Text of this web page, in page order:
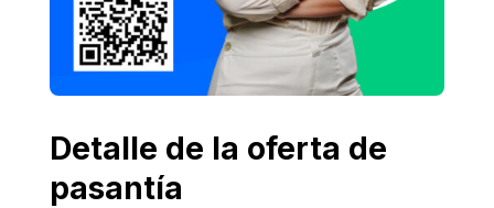
Detalle de la oferta de
pasantía